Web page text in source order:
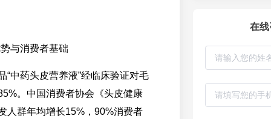
与消费者基础
“中药头皮营养液”经临床验证对毛
。中国消费者协会《头皮健康
人群年均增长15%，90%消费者
在